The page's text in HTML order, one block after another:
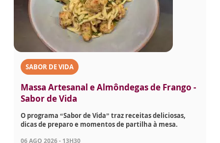
SABOR DE VIDA
Massa Artesanal e Almôndegas de Frango -
Sabor de Vida
O programa “Sabor de Vida” traz receitas deliciosas,
dicas de preparo e momentos de partilha à mesa.
06 AGO 2026 - 13H30